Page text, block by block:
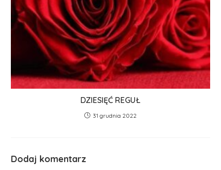
DZIESIĘĆ REGUŁ
31 grudnia 2022
Dodaj komentarz